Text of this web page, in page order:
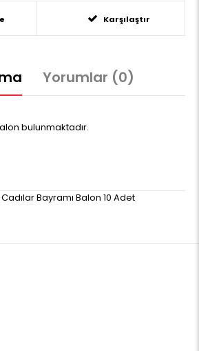
Karşılaştır
Yorumlar (0)
bulunmaktadır.
Bayramı Balon 10 Adet